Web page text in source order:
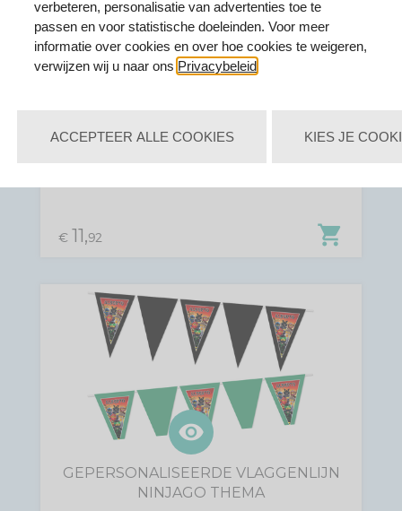
visibility
shopping_cart
€ 11,92
visibility
GEPERSONALISEERDE VLAGGENLIJN
NINJAGO THEMA
verbeteren, personalisatie van advertenties toe te
passen en voor statistische doeleinden. Voor meer
informatie over cookies en over hoe cookies te weigeren,
verwijzen wij u naar ons Privacybeleid
ACCEPTEER ALLE COOKIES KIES JE